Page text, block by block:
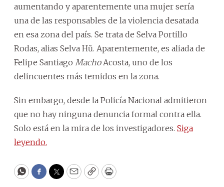
aumentando y aparentemente una mujer sería
una de las responsables de la violencia desatada
en esa zona del país. Se trata de Selva Portillo
Rodas, alias Selva Hũ. Aparentemente, es aliada de
Felipe Santiago MachoAcosta, uno de los
delincuentes más temidos en la zona.
Sin embargo, desde la Policía Nacional admitieron
que no hay ninguna denuncia formal contra ella.
Solo está en la mira de los investigadores. Siga
leyendo.
WhatsApp
Facebook
Twitter
EmailCopyPrint